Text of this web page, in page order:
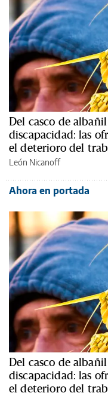
Del casco de
discapacidad: las
el deterioro del
León Nicanoff
Ahora en portada
Del casco de
discapacidad: las
el deterioro del